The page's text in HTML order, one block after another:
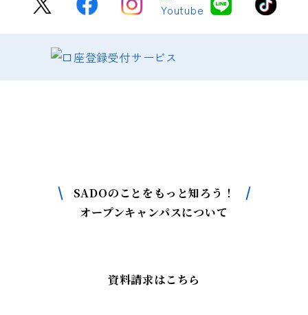
SADOのことをもっと知ろう！
オープンキャンパスについて
資料請求はこちら